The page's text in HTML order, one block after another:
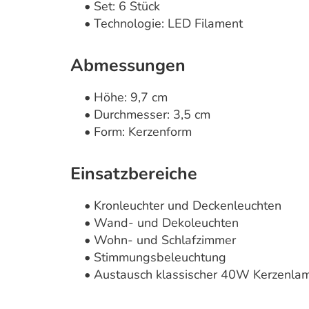
• Set: 6 Stück
• Technologie: LED Filament
Abmessungen
• Höhe: 9,7 cm
• Durchmesser: 3,5 cm
• Form: Kerzenform
Einsatzbereiche
• Kronleuchter und Deckenleuchten
• Wand- und Dekoleuchten
• Wohn- und Schlafzimmer
• Stimmungsbeleuchtung
• Austausch klassischer 40W